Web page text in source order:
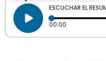
ESCUCHAR EL
00:00 Tiempo